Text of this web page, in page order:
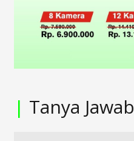
| Tanya Jawab